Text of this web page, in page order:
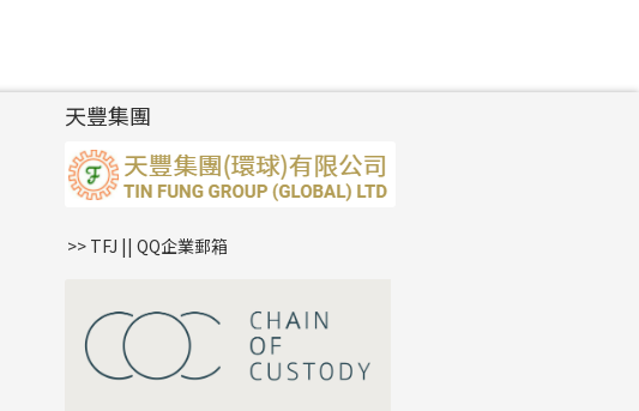
*你的名字
公司名稱
天豐集團
>> TFJ || QQ企業郵箱